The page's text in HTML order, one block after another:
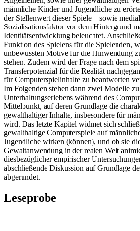
männliche Kinder und Jugendliche zu
der Stellenwert dieser Spiele – sowie
Sozialisationsfaktor vor dem Hintergrund
Identitätsentwicklung beleuchtet.
Funktion des Spielens für die Spielenden,
unbewussten Motive für die Hinwendung
stehen. Zudem wird der Frage nach dem
Transferpotenzial für die Realität
für Computerspielinhalte zu beantworten
Im Folgenden stehen dann zwei Modelle
Unterhaltungserlebens während des
Mittelpunkt, auf deren Grundlage die
gewalthaltiger Inhalte, insbesondere für
wird. Das letzte Kapitel widmet sich
gewalthaltige Computerspiele auf
Jugendliche wirken (können), und ob sie
Gewaltanwendung in der realen Welt
diesbezüglicher empirischer
abschließende Diskussion auf Grundlage
abgerundet.
Leseprobe